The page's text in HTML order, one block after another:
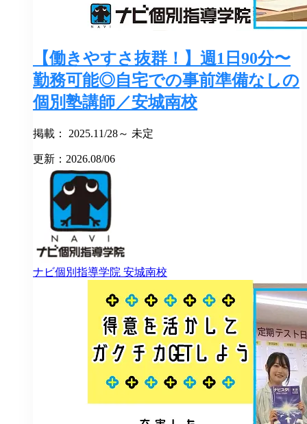
【働きやすさ抜群！】週1日90分〜
勤務可能◎自宅での事前準備なしの
個別塾講師／安城南校
掲載： 2025.11/28～ 未定
更新：2026.08/06
ナビ個別指導学院 安城南校